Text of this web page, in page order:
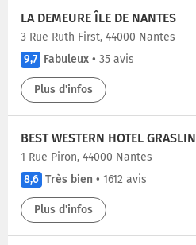
LA DEMEURE ÎLE DE NANTES
3 Rue Ruth First, 44000 Nantes
9,7 Fabuleux • 35 avis
Plus d'infos
BEST WESTERN HOTEL GRASLIN
1 Rue Piron, 44000 Nantes
8,6 Très bien • 1612 avis
Plus d'infos